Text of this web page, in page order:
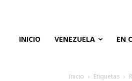
INICIO VENEZUELA EN
Inicio Etiquetas